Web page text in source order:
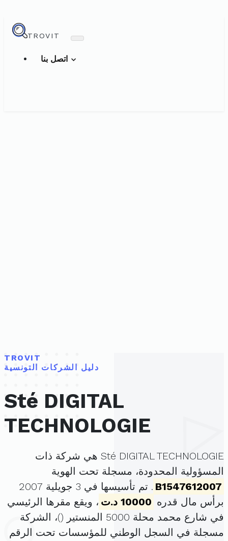
TROVIT
TROVIT
دليل الشركات التونسية
Sté DIGITAL
TECHNOLOGIE
Sté DIGITAL TECHNOLOGIE هي شركة ذات
المسؤولية المحدودة، مسجلة تحت الهوية
B1547612007
. تم تأسيسها في 3 جويلية 2007
برأس مال قدره 10000 د.ت
، ويقع مقرها الرئيسي
في شارع محمد محلة 5000 المنستير (
)، الشركة
مسجلة في السجل الوطني للمؤسسات تحت الرقم